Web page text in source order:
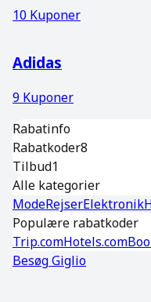
10 Kuponer
Adidas
9 Kuponer
Rabatinfo
Rabatkoder8
Tilbud1
Alle kategorier
ModeRejserElektronik
Populære rabatkoder
Trip.comHotels.com
BesøgGiglio